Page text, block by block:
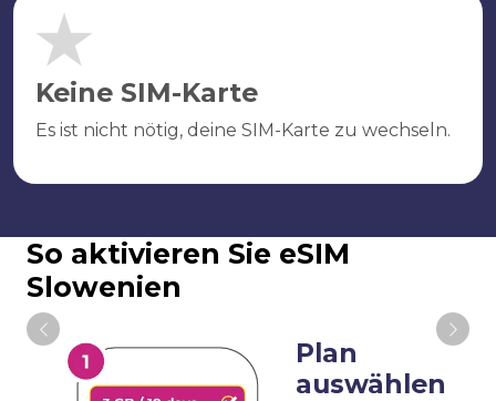
Keine SIM-Karte
Es ist nicht nötig, deine SIM-Karte zu wechseln.
So aktivieren Sie eSIM
Slowenien
Plan
auswählen